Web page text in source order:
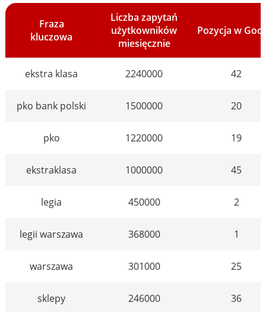
Fraza
kluczowa
Liczba zapytań
użytkowników
miesięcznie
Pozycja w
ekstra klasa 2240000 42
pko bank polski 1500000 20
pko 1220000 19
ekstraklasa 1000000 45
legia 450000 2
legii warszawa 368000 1
warszawa 301000 25
sklepy 246000 36